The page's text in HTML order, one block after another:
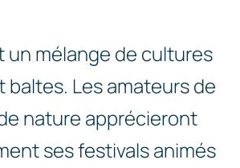
un mélange de cultures
baltes. Les amateurs de
nature apprécieront
ses festivals animés